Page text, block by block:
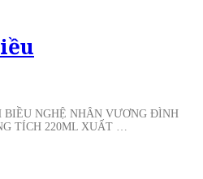
BIỀU NGHỆ NHÂN VƯƠNG ĐÌNH
TÍCH 220ML XUẤT …